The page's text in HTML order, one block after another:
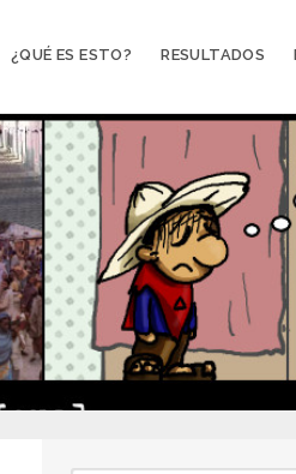
¿QUÉ ES ESTO? RESULTADOS